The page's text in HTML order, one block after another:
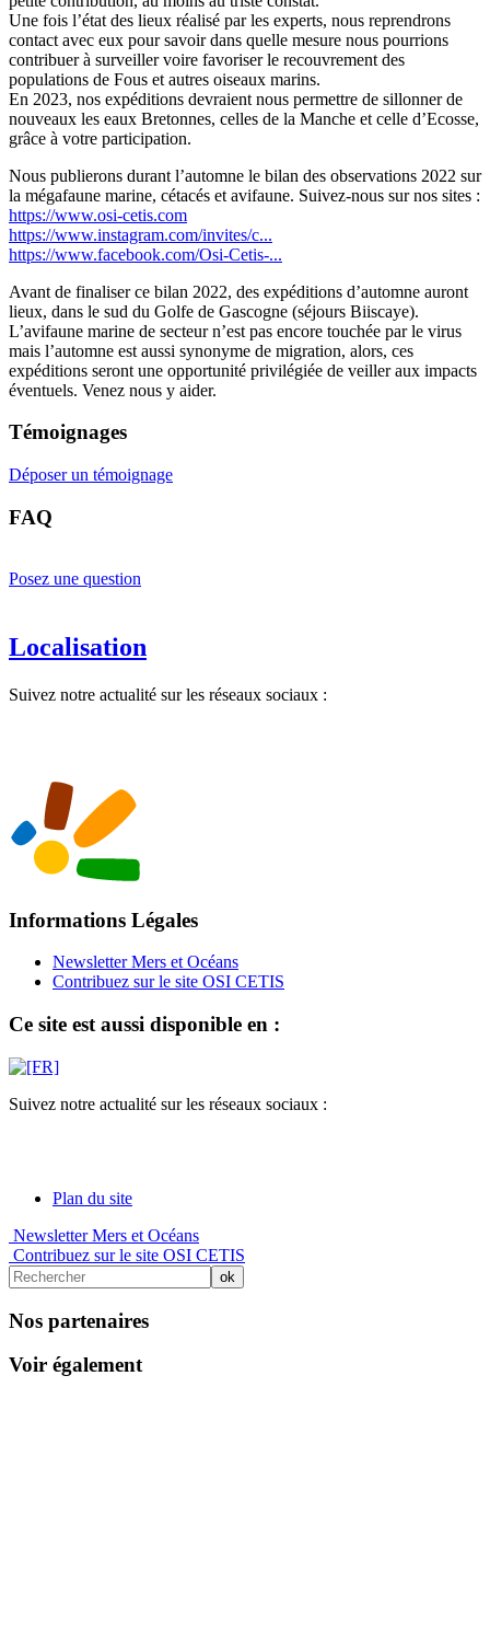
Une fois l’état des lieux réalisé par les experts, nous reprendrons
contact avec eux pour savoir dans quelle mesure nous pourrions
contribuer à surveiller voire favoriser le recouvrement des
populations de Fous et autres oiseaux marins.
En 2023, nos expéditions devraient nous permettre de sillonner de
nouveaux les eaux Bretonnes, celles de la Manche et celle d’Ecosse,
grâce à votre participation.
Nous publierons durant l’automne le bilan des observations 2022 sur
la mégafaune marine, cétacés et avifaune. Suivez-nous sur nos sites :
https://www.osi-cetis.com
https://www.instagram.com/invites/c...
https://www.facebook.com/Osi-Cetis-...
Avant de finaliser ce bilan 2022, des expéditions d’automne auront
lieux, dans le sud du Golfe de Gascogne (séjours Biiscaye).
L’avifaune marine de secteur n’est pas encore touchée par le virus
mais l’automne est aussi synonyme de migration, alors, ces
expéditions seront une opportunité privilégiée de veiller aux impacts
éventuels. Venez nous y aider.
Témoignages
Déposer un témoignage
FAQ
Posez une question
Localisation
Suivez notre actualité sur les réseaux sociaux :
Informations Légales
Newsletter Mers et Océans
Contribuez sur le site OSI CETIS
Ce site est aussi disponible en :
Suivez notre actualité sur les réseaux sociaux :
Plan du site
Newsletter Mers et Océans
Contribuez sur le site OSI CETIS
Nos partenaires
Voir également